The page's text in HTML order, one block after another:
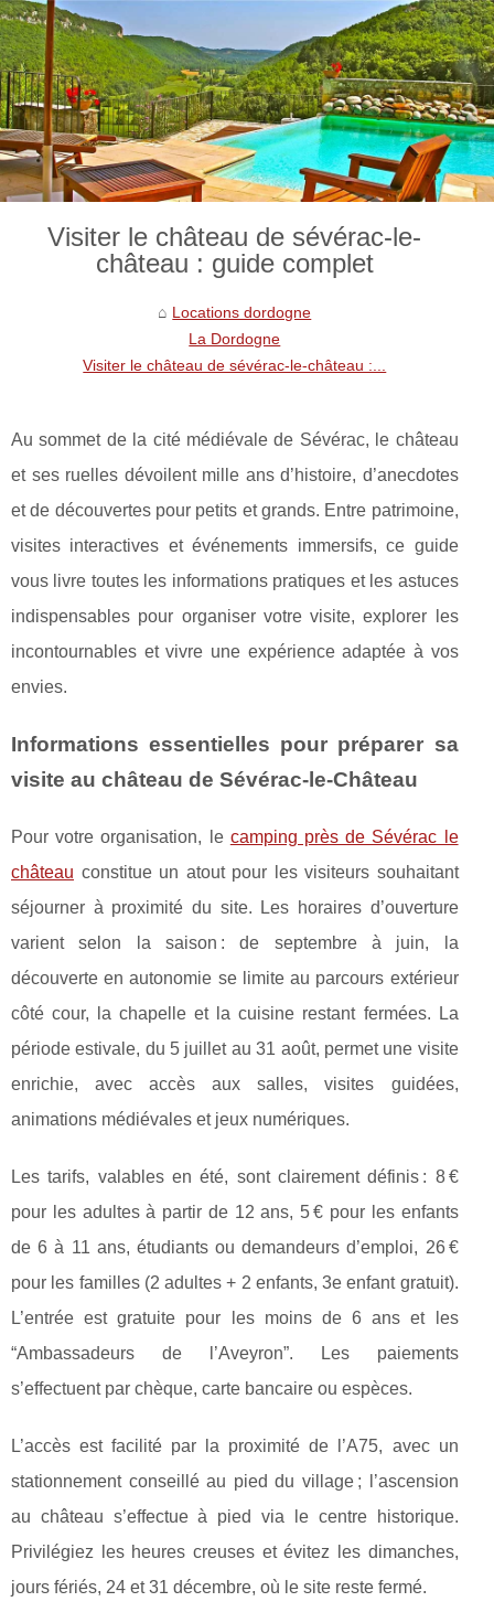
Visiter le château de sévérac-le-
château : guide complet
Locations dordogne
La Dordogne
Visiter le château de sévérac-le-château :...
Au sommet de la cité médiévale de Sévérac, le château
et ses ruelles dévoilent mille ans d’histoire, d’anecdotes
et de découvertes pour petits et grands. Entre patrimoine,
visites interactives et événements immersifs, ce guide
vous livre toutes les informations pratiques et les astuces
indispensables pour organiser votre visite, explorer les
incontournables et vivre une expérience adaptée à vos
envies.
Informations essentielles pour préparer sa
visite au château de Sévérac-le-Château
Pour votre organisation, le camping près de Sévérac le
château constitue un atout pour les visiteurs souhaitant
séjourner à proximité du site. Les horaires d’ouverture
varient selon la saison : de septembre à juin, la
découverte en autonomie se limite au parcours extérieur
côté cour, la chapelle et la cuisine restant fermées. La
période estivale, du 5 juillet au 31 août, permet une visite
enrichie, avec accès aux salles, visites guidées,
animations médiévales et jeux numériques.
Les tarifs, valables en été, sont clairement définis : 8 €
pour les adultes à partir de 12 ans, 5 € pour les enfants
de 6 à 11 ans, étudiants ou demandeurs d’emploi, 26 €
pour les familles (2 adultes + 2 enfants, 3e enfant gratuit).
L’entrée est gratuite pour les moins de 6 ans et les
“Ambassadeurs de l’Aveyron”. Les paiements
s’effectuent par chèque, carte bancaire ou espèces.
L’accès est facilité par la proximité de l’A75, avec un
stationnement conseillé au pied du village ; l’ascension
au château s’effectue à pied via le centre historique.
Privilégiez les heures creuses et évitez les dimanches,
jours fériés, 24 et 31 décembre, où le site reste fermé.